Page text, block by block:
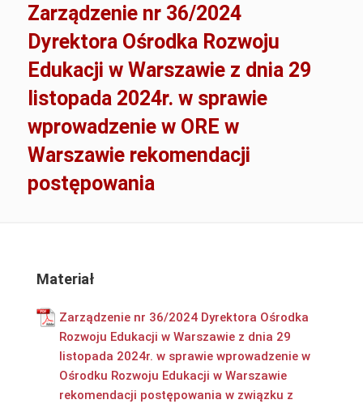
Zarządzenie nr 36/2024
Dyrektora Ośrodka Rozwoju
Edukacji w Warszawie z dnia 29
listopada 2024r. w sprawie
wprowadzenie w ORE w
Warszawie rekomendacji
postępowania
Materiał
Zarządzenie nr 36/2024 Dyrektora Ośrodka
Rozwoju Edukacji w Warszawie z dnia 29
listopada 2024r. w sprawie wprowadzenie w
Ośrodku Rozwoju Edukacji w Warszawie
rekomendacji postępowania w związku z